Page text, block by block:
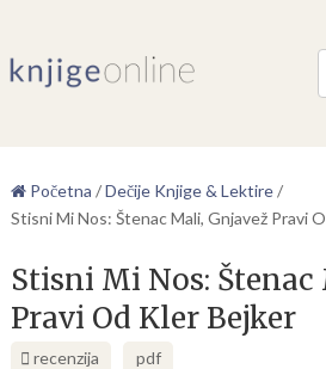
Početna /Dečije Knjige & Lektire/
Stisni Mi Nos: Štenac Mali, Gnjavež Pravi
Stisni Mi Nos: Štenac
Pravi Od Kler Bejker
recenzija
pdf